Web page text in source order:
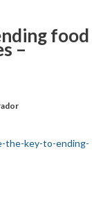
food
–
the-key-to-ending-